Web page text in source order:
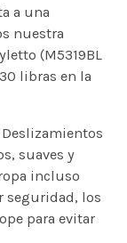
a una
nuestra
(M5319BL
libras en la
Deslizamientos
suaves y
incluso
seguridad, los
para evitar